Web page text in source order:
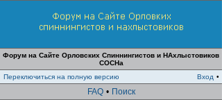
Форум на Сайте Орловских Спиннингистов и НАхлыстовиков
СОСНа
Переключиться на полную версию
Вход •
FAQ • Поиск